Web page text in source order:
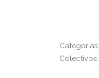
Categorias:
Colectivos: